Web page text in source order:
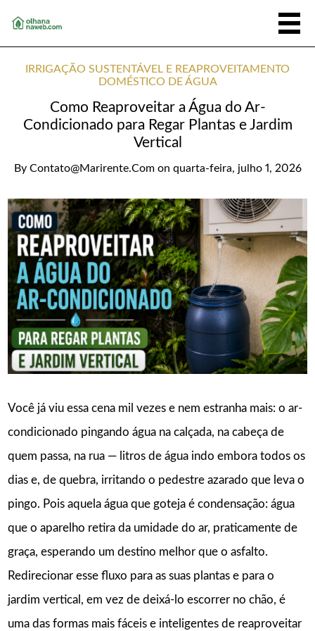
IRRIGAÇÃO SUSTENTÁVEL E REAPROVEITAMENTO
DOMÉSTICO DE ÁGUA
Como Reaproveitar a Água do Ar-
Condicionado para Regar Plantas e Jardim
Vertical
By Contato@marirente.com on quarta-feira, julho 1, 2026
Você já viu essa cena mil vezes e nem estranha mais: o ar-
condicionado pingando água na calçada, na cabeça de
quem passa, na rua — litros de água indo embora todos os
dias e, de quebra, irritando o pedestre azarado que leva o
pingo. Pois aquela água que goteja é condensação: água
que o aparelho retira da umidade do ar, praticamente de
graça, esperando um destino melhor que o asfalto.
Redirecionar esse fluxo para as suas plantas e para o
jardim vertical, em vez de deixá-lo escorrer no chão, é
uma das formas mais fáceis e inteligentes de reaproveitar